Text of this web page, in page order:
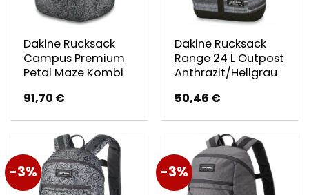
Dakine Rucksack
Campus Premium
Petal Maze Kombi
91,70 €
Dakine Rucksack
Range 24 L Outpost
Anthrazit/Hellgrau
50,46 €
-3% -3%